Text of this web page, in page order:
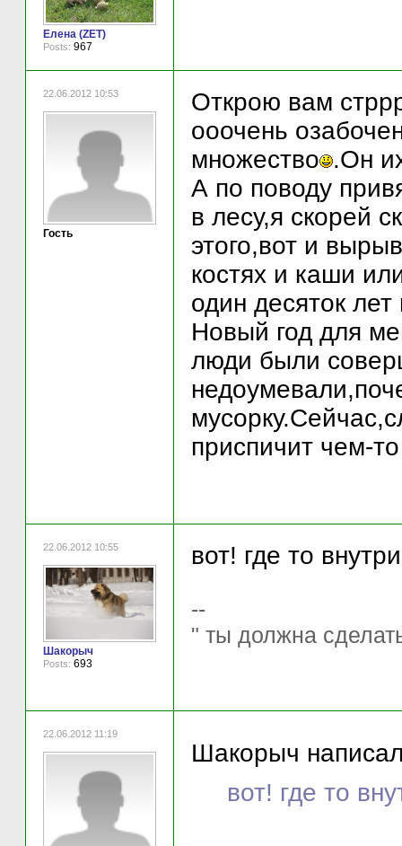
Елена (ZET)
Posts: 967
22.06.2012 10:53
Гость
Открою вам
ооочень
множество .Он
А по поводу
в лесу,я скорей
этого,вот и
костях и каши
один десяток
Новый год для
люди были
приспичит чем-
22.06.2012 10:55
Шакорыч
Posts: 693
вот! где то
--
" ты должна
22.06.2012 11:19
Шакорыч
вот! где то